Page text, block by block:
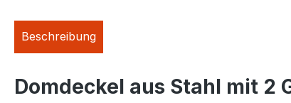
Beschreibung
Domdeckel aus Stahl mit 2